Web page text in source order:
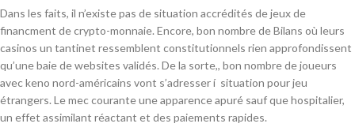
Dans les faits, il n’existe pas de situation accrédités de jeux de
financment de crypto-monnaie. Encore, bon nombre de Bilans où leurs
casinos un tantinet ressemblent constitutionnels rien approfondissent
qu’une baie de websites validés. De la sorte,, bon nombre de joueurs
avec keno nord-américains vont s’adresser í situation pour jeu
étrangers. Le mec courante une apparence apuré sauf que hospitalier,
un effet assimilant réactant et des paiements rapides.